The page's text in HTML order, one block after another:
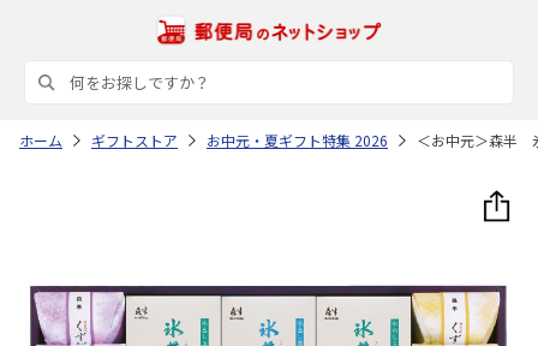
ホーム ギフトストア お中元・夏ギフト特集 2026 ＜お中元＞森半